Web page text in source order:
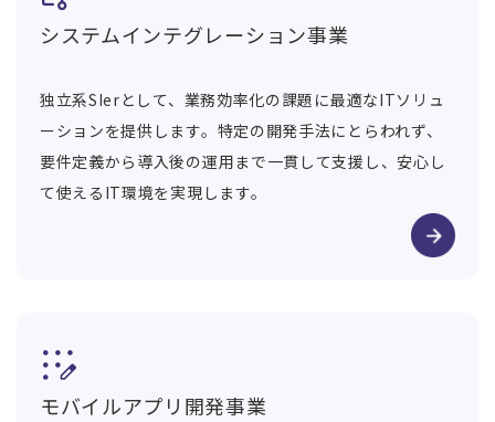
システムインテグレーション事業
独立系SIerとして、業務効率化の課題に最適なITソリュ
ーションを提供します。特定の開発手法にとらわれず、
要件定義から導入後の運用まで一貫して支援し、安心し
て使えるIT環境を実現します。
モバイルアプリ開発事業